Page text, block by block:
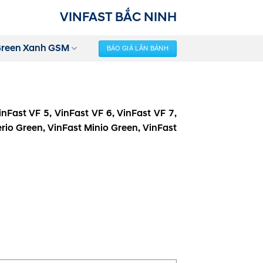
VINFAST BẮC NINH
Xanh GSM BÁO GIÁ LĂN BÁNH
VF 5, VinFast VF 6, VinFast VF 7,
Green, VinFast Minio Green, VinFast